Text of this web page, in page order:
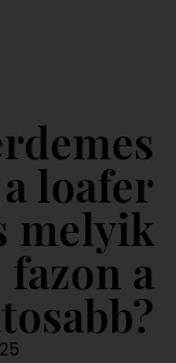
loafer
melyik
fazon a